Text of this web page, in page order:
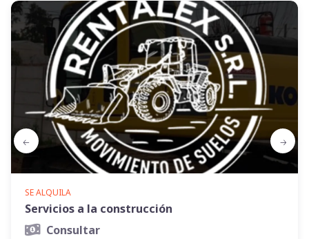
SE ALQUILA
Servicios a la construcción
Consultar